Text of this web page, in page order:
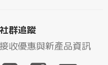
社群追蹤
接收優惠與新產品資訊